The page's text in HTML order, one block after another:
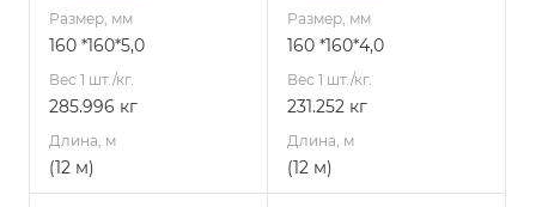
Размер, мм
160 *160*5,0
Вес 1 шт./кг.
285.996 кг
Длина, м
(12 м)
Размер, мм
160 *160*4,0
Вес 1 шт./кг.
231.252 кг
Длина, м
(12 м)